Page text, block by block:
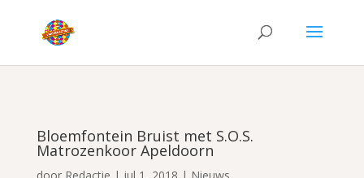
Bloemfontein Bruist met S.O.S.
Matrozenkoor Apeldoorn